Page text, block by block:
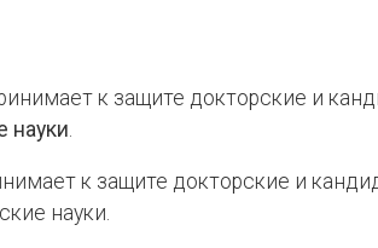
к защите докторские и
науки
к защите докторские и
науки.